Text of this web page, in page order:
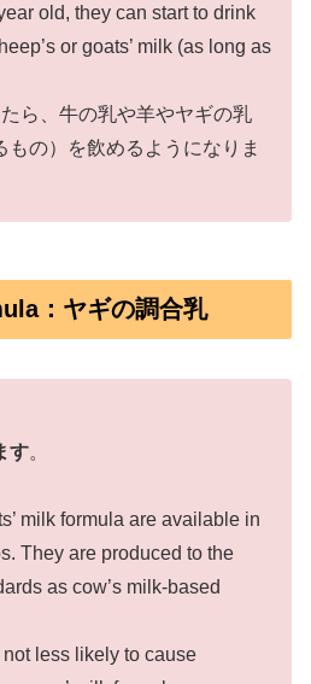
old, they can start to drink
or goats’ milk (as long as
ら、牛の乳や羊やヤギの乳
もの）を飲めるようになりま
：ヤギの調合乳
す。
milk formula are available in
They are produced to the
as cow’s milk-based
not less likely to cause